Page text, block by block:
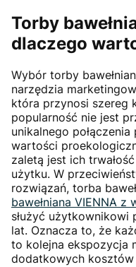
Torby
dlaczego
Wybór torby
narzędzia
która przynosi szereg
popularność nie jest
unikalnego
wartości
zaletą jest ich
użytku. W
rozwiązań, torba
bawełniana VIENNA z
służyć użytkownikowi
lat. Oznacza to, że
to kolejna ekspozycja
dodatkowych